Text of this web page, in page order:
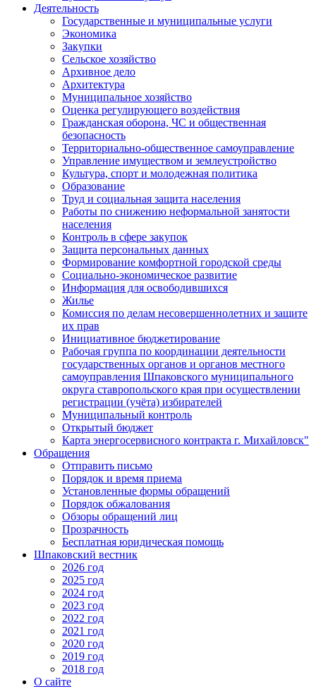
Деятельность
Государственные и муниципальные услуги
Экономика
Закупки
Сельское хозяйство
Архивное дело
Архитектура
Муниципальное хозяйство
Оценка регулирующего воздействия
Гражданская оборона, ЧС и общественная
безопасность
Территориально-общественное самоуправление
Управление имуществом и землеустройство
Культура, спорт и молодежная политика
Образование
Труд и социальная защита населения
Работы по снижению неформальной занятости
населения
Контроль в сфере закупок
Защита персональных данных
Формирование комфортной городской среды
Социально-экономическое развитие
Информация для освободившихся
Жилье
Комиссия по делам несовершеннолетних и защите
их прав
Инициативное бюджетирование
Рабочая группа по координации деятельности
государственных органов и органов местного
самоуправления Шпаковского муниципального
округа ставропольского края при осуществлении
регистрации (учёта) избирателей
Муниципальный контроль
Открытый бюджет
Карта энергосервисного контракта г. Михайловск"
Обращения
Отправить письмо
Порядок и время приема
Установленные формы обращений
Порядок обжалования
Обзоры обращений лиц
Прозрачность
Бесплатная юридическая помощь
Шпаковский вестник
2026 год
2025 год
2024 год
2023 год
2022 год
2021 год
2020 год
2019 год
2018 год
О сайте